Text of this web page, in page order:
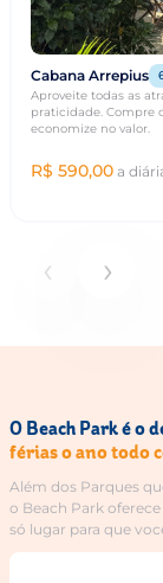
Cabana Arrepius
Aproveite todas as
praticidade. Compre
economize no valor.
R$ 590,00 a
‹ ›
O Beach Park é o
férias o ano todo
Além dos Parques
o Beach Park
só lugar para que